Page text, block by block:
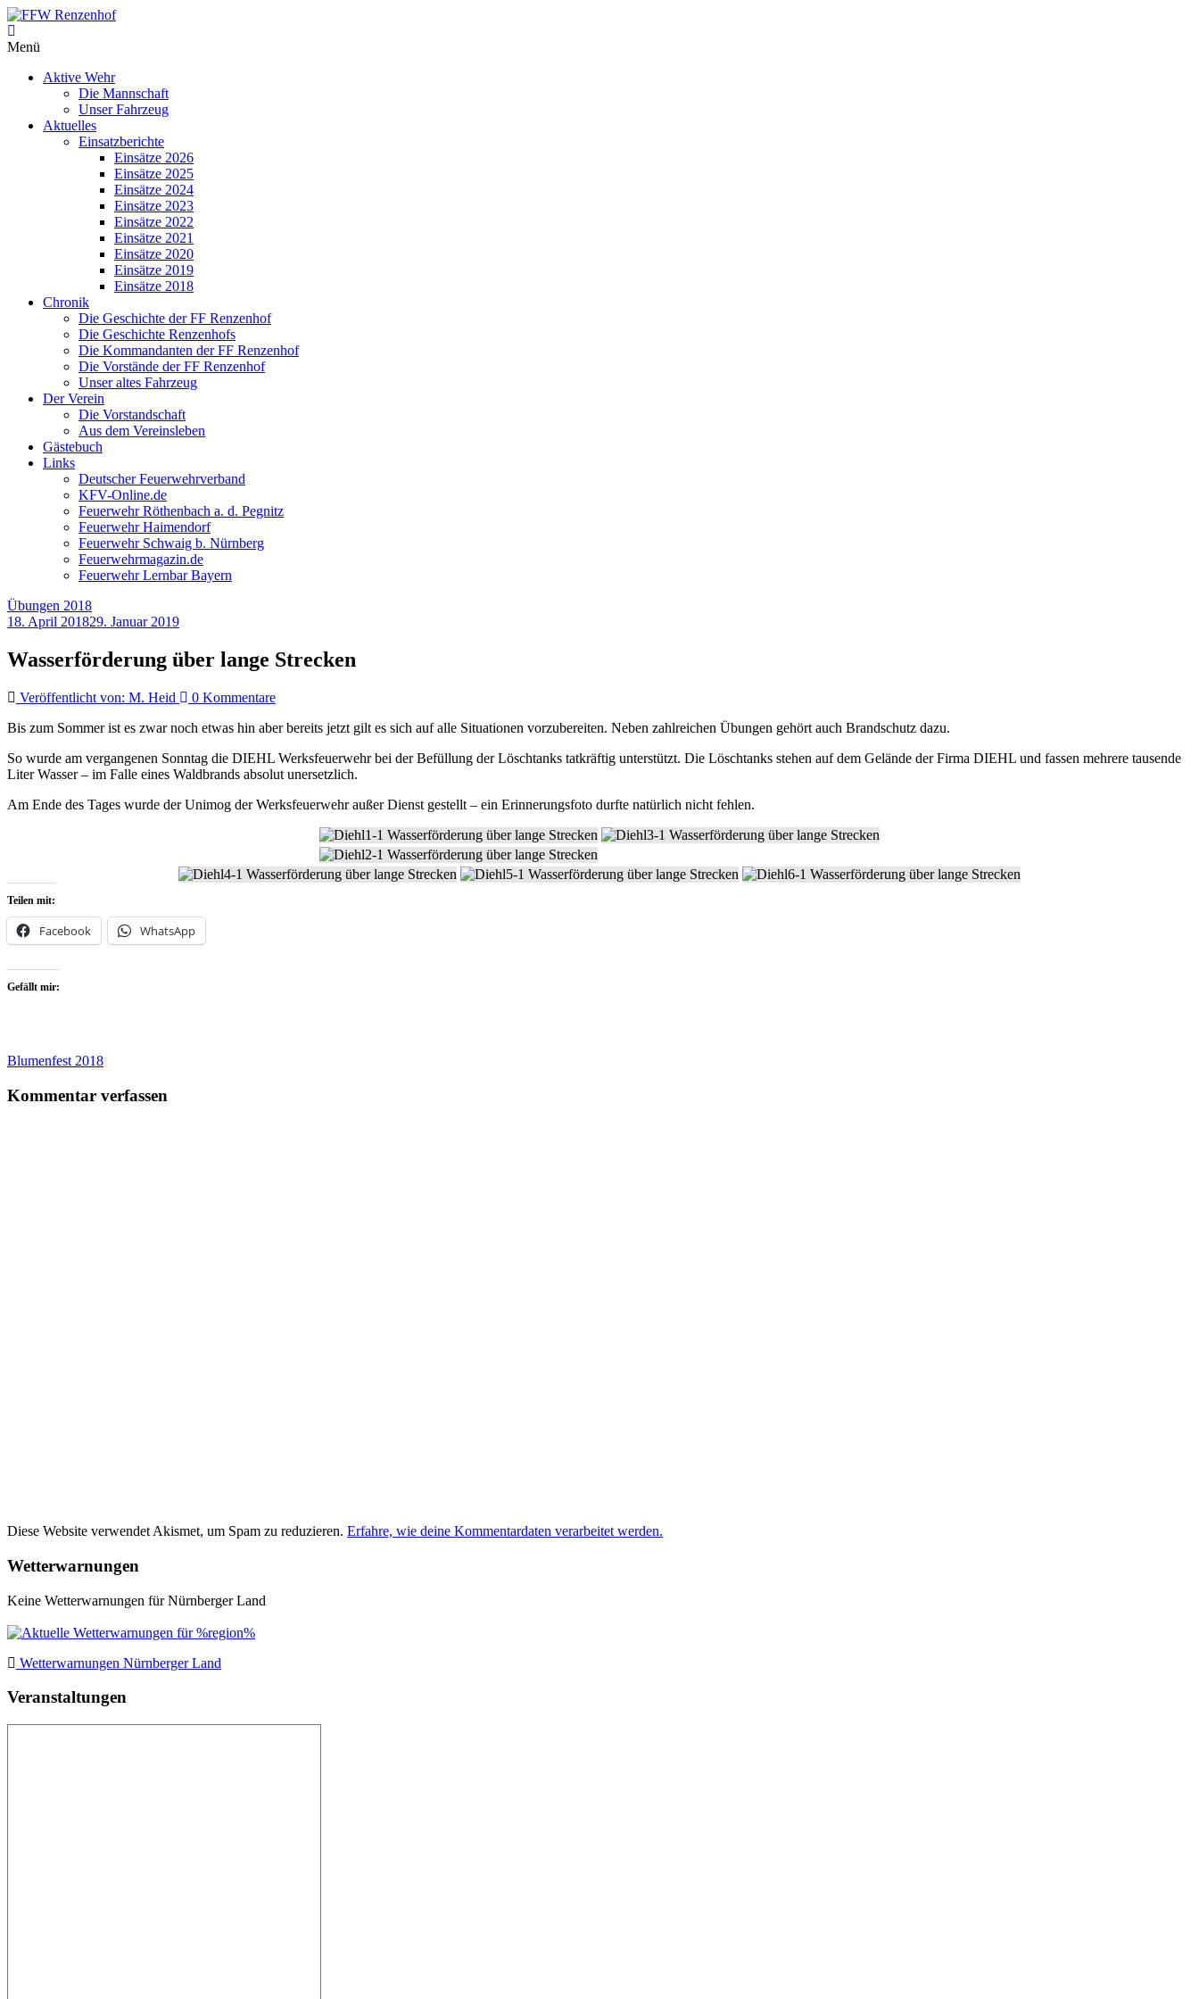
Zum
Inhalt
springen
FFW
Renzenhof
Löschen
Menü
Aktive Wehr
Die Mannschaft
Unser Fahrzeug
Aktuelles
Einsatzberichte
Einsätze 2026
Einsätze 2025
Einsätze 2024
Einsätze 2023
Einsätze 2022
Einsätze 2021
Einsätze 2020
Einsätze 2019
Einsätze 2018
Chronik
Die Geschichte der FF Renzenhof
Die Geschichte Renzenhofs
Die Kommandanten der FF Renzenhof
Die Vorstände der FF Renzenhof
Unser altes Fahrzeug
Der Verein
Die Vorstandschaft
Aus dem Vereinsleben
Gästebuch
Links
Deutscher Feuerwehrverband
KFV-Online.de
Feuerwehr Röthenbach a. d. Pegnitz
Feuerwehr Haimendorf
Feuerwehr Schwaig b. Nürnberg
Feuerwehrmagazin.de
Feuerwehr Lernbar Bayern
Übungen 2018
18. April 201829. Januar 2019
Wasserförderung über lange Strecken
Veröffentlicht von: M. Heid
0 Kommentare
Bis zum Sommer ist es zwar noch etwas hin aber bereits jetzt gilt es sich auf alle Situationen vorzubereiten. Neben zahlreichen Übungen gehört auch Brandschutz dazu.
So wurde am vergangenen Sonntag die DIEHL Werksfeuerwehr bei der Befüllung der Löschtanks tatkräftig unterstützt. Die Löschtanks stehen auf dem Gelände der Firma DIEHL und fassen mehrere tausende
Liter Wasser – im Falle eines Waldbrands absolut unersetzlich.
Am Ende des Tages wurde der Unimog der Werksfeuerwehr außer Dienst gestellt – ein Erinnerungsfoto durfte natürlich nicht fehlen.
Teilen mit:
Facebook WhatsApp
Gefällt mir:
Beitragsnavigation
Blumenfest 2018
Kommentar verfassen
Diese Website verwendet Akismet, um Spam zu reduzieren. Erfahre, wie deine Kommentardaten verarbeitet werden.
Wetterwarnungen
Keine Wetterwarnungen für Nürnberger Land
Wetterwarnungen Nürnberger Land
Veranstaltungen